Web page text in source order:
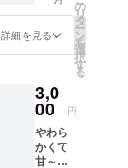
詳細を見る
の
リ
タ
ー
ン
を
選
択
す
る
3,0
00 円
やわら
かくて
甘～